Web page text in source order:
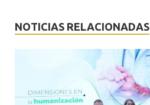
NOTICIAS RELACIONADAS